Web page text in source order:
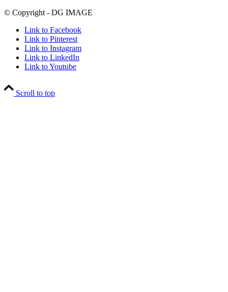
© Copyright - DG IMAGE
Link to Facebook
Link to Pinterest
Link to Instagram
Link to LinkedIn
Link to Youtube
Scroll to top